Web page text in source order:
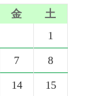
金
土
1
7 8
14 15